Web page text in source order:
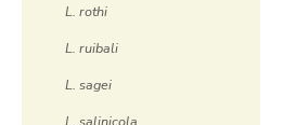
L. rothi
L. ruibali
L. sagei
L. salinicola